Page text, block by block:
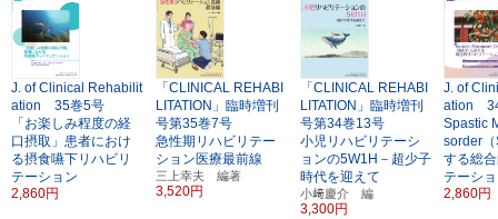
J. of Clinical Rehabilit
ation 35巻5号
「お楽しみ程度の経
口摂取」患者におけ
る摂食嚥下リハビリ
テーション
2,860円
「CLINICAL REHABI
LITATION」臨時増刊
号第35巻7号
急性期リハビリテー
ション医療最前線
三上幸夫 編著
3,520円
「CLINICAL REHABI
LITATION」臨時増刊
号第34巻13号
小児リハビリテーシ
ョンの5W1H－超少子
時代を迎えて
小﨑慶介 編
3,300円
J. of
ation
Spastic
sorder
する総
テーシ
2,860円